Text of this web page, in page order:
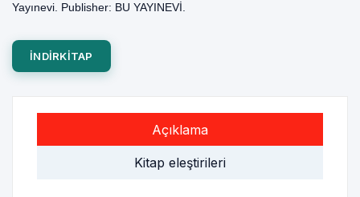
Yayınevi. Publisher: BU YAYINEVİ.
INDIRKITAP
Açıklama
Kitap eleştirileri